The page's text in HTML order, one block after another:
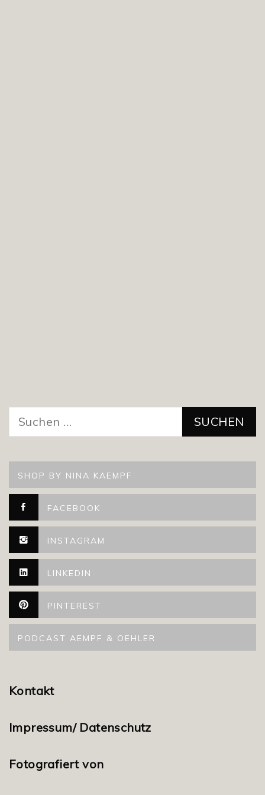
nach:
SHOP BY NINA KAEMPF
FACEBOOK
INSTAGRAM
LINKEDIN
PINTEREST
PODCAST AEMPF & OEHLER
Kontakt
Impressum/ Datenschutz
Fotografiert von